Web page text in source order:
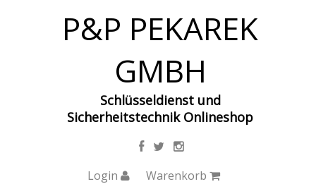
P&P PEKAREK
GMBH
Schlüsseldienst und
Sicherheitstechnik Onlineshop
Login Warenkorb